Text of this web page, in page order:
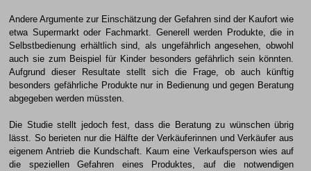
Andere Argumente zur Einschätzung der Gefahren sind der Kaufort wie
etwa Supermarkt oder Fachmarkt. Generell werden Produkte, die in
Selbstbedienung erhältlich sind, als ungefährlich angesehen, obwohl
auch sie zum Beispiel für Kinder besonders gefährlich sein könnten.
Aufgrund dieser Resultate stellt sich die Frage, ob auch künftig
besonders gefährliche Produkte nur in Bedienung und gegen Beratung
abgegeben werden müssten.
Die Studie stellt jedoch fest, dass die Beratung zu wünschen übrig
lässt. So berieten nur die Hälfte der Verkäuferinnen und Verkäufer aus
eigenem Antrieb die Kundschaft. Kaum eine Verkaufsperson wies auf
die speziellen Gefahren eines Produktes, auf die notwendigen